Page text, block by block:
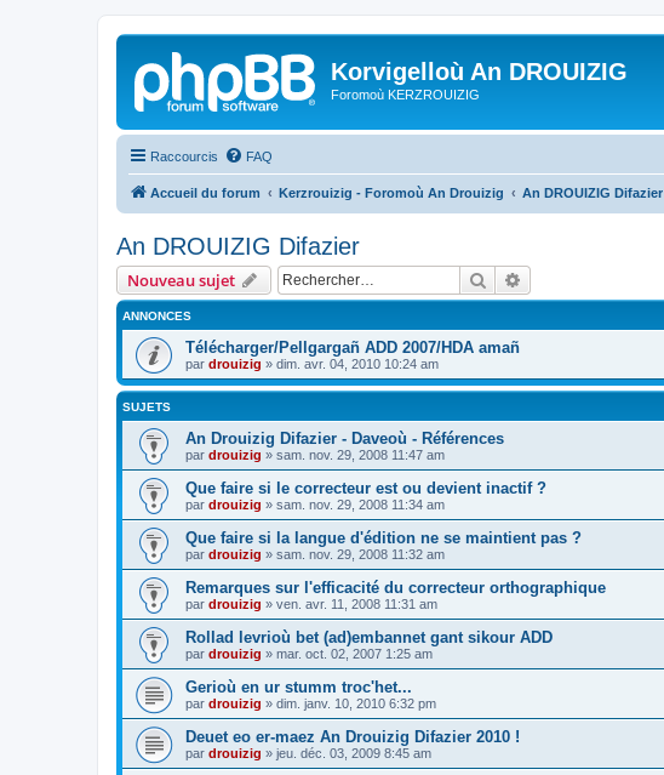
Korvigelloù An DROUIZIG
Foromoù KERZROUIZIG
Raccourcis FAQ
Accueil du forum Kerzrouizig - Foromoù An Drouizig An DROUIZIG Difazier
An DROUIZIG Difazier
Nouveau sujet Rechercher
ANNONCES
Télécharger/Pellgargañ ADD 2007/HDA amañ
par drouizig » dim. avr. 04, 2010 10:24 am
SUJETS
An Drouizig Difazier - Daveoù - Références
par drouizig » sam. nov. 29, 2008 11:47 am
Que faire si le correcteur est ou devient inactif ?
par drouizig » sam. nov. 29, 2008 11:34 am
Que faire si la langue d'édition ne se maintient pas ?
par drouizig » sam. nov. 29, 2008 11:32 am
Remarques sur l'efficacité du correcteur orthographique
par drouizig » ven. avr. 11, 2008 11:31 am
Rollad levrioù bet (ad)embannet gant sikour ADD
par drouizig » mar. oct. 02, 2007 1:25 am
Gerioù en ur stumm troc'het...
par drouizig » dim. janv. 10, 2010 6:32 pm
Deuet eo er-maez An Drouizig Difazier 2010 !
par drouizig » jeu. déc. 03, 2009 8:45 am